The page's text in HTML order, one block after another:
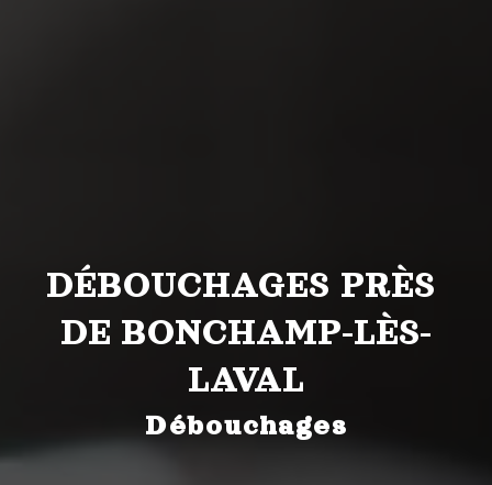
DÉBOUCHAGES PRÈS
DE BONCHAMP-LÈS-
LAVAL
Débouchages